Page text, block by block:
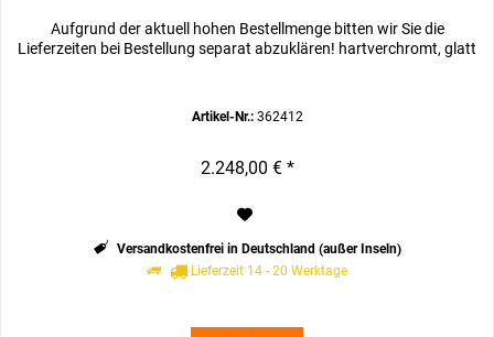
Aufgrund der aktuell hohen Bestellmenge bitten wir Sie die
Lieferzeiten bei Bestellung separat abzuklären! hartverchromt, glatt
Artikel-Nr.:362412
2.248,00 € *
Versandkostenfrei in Deutschland (außer Inseln)
Lieferzeit 14 - 20 Werktage